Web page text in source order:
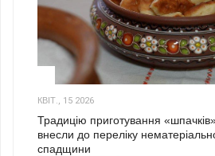
КВІТ., 15 2026
Традицію приготування
внесли до переліку
спадщини